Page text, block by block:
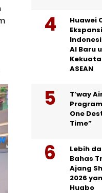
Huawei
AI Baru
ASEAN
T’way
One
Time”
Lebih
Bahas
Ajang
2026
Huabo